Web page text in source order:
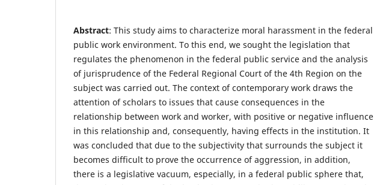
Abstract: This study aims to characterize moral harassment in the federal
public work environment. To this end, we sought the legislation that
regulates the phenomenon in the federal public service and the analysis
of jurisprudence of the Federal Regional Court of the 4th Region on the
subject was carried out. The context of contemporary work draws the
attention of scholars to issues that cause consequences in the
relationship between work and worker, with positive or negative influence
in this relationship and, consequently, having effects in the institution. It
was concluded that due to the subjectivity that surrounds the subject it
becomes difficult to prove the occurrence of aggression, in addition,
there is a legislative vacuum, especially, in a federal public sphere that,